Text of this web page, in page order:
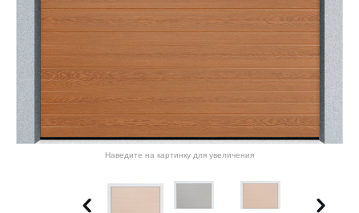
Наведите на картинку для увеличения